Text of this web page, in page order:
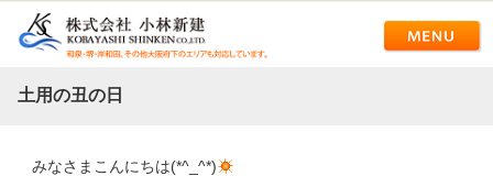
土用の丑の日
みなさまこんにちは(*^_^*)